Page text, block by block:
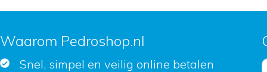
Waarom Pedroshop.nl
Snel, simpel en veilig online betalen